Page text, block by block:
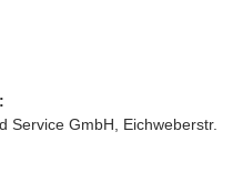
Service GmbH, Eichweberstr.